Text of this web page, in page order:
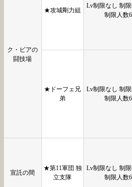
ク・ビアの
闘技場
★攻城剛力組
Lv制限なし 制
制限人数
★ドーフェ兄
弟
Lv制限なし 制
制限人数
宣託の間
★第11軍団 独
立支隊
Lv制限なし 制
制限人数